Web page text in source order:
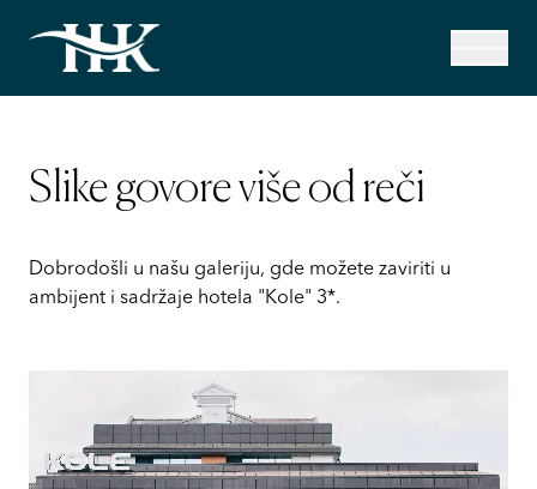
Slike govore više od reči
Dobrodošli u našu galeriju, gde možete zaviriti u
ambijent i sadržaje hotela "Kole" 3*.